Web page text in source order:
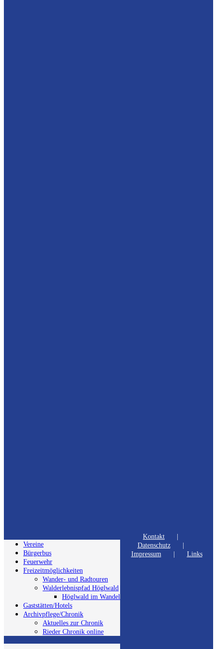
Vereine
Bürgerbus
Feuerwehr
Freizeitmöglichkeiten
Wander- und Radtouren
Walderlebnispfad Höglwald
Höglwald im Wandel
Gaststätten/Hotels
Archivpflege/Chronik
Aktuelles zur Chronik
Rieder Chronik online
Kontakt
Datenschutz
Impressum
Links